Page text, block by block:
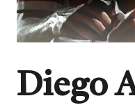
Diego